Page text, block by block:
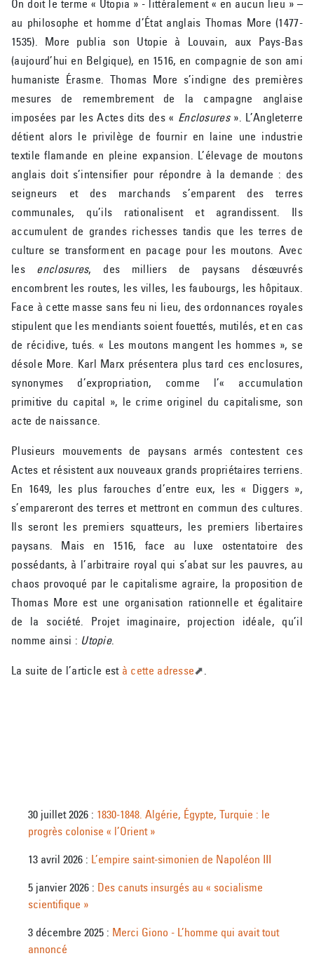
On doit le terme « Utopia » - littéralement « en aucun lieu » –
au philosophe et homme d’État anglais Thomas More (1477-
1535). More publia son Utopie à Louvain, aux Pays-Bas
(aujourd’hui en Belgique), en 1516, en compagnie de son ami
humaniste Érasme. Thomas More s’indigne des premières
mesures de remembrement de la campagne anglaise
imposées par les Actes dits des « Enclosures». L’Angleterre
détient alors le privilège de fournir en laine une industrie
textile flamande en pleine expansion. L’élevage de moutons
anglais doit s’intensifier pour répondre à la demande : des
seigneurs et des marchands s’emparent des terres
communales, qu’ils rationalisent et agrandissent. Ils
accumulent de grandes richesses tandis que les terres de
culture se transforment en pacage pour les moutons. Avec
les enclosures, des milliers de paysans désœuvrés
encombrent les routes, les villes, les faubourgs, les hôpitaux.
Face à cette masse sans feu ni lieu, des ordonnances royales
stipulent que les mendiants soient fouettés, mutilés, et en cas
de récidive, tués. « Les moutons mangent les hommes », se
désole More. Karl Marx présentera plus tard ces enclosures,
synonymes d’expropriation, comme l’« accumulation
primitive du capital », le crime originel du capitalisme, son
acte de naissance.
Plusieurs mouvements de paysans armés contestent ces
Actes et résistent aux nouveaux grands propriétaires terriens.
En 1649, les plus farouches d’entre eux, les « Diggers »,
s’empareront des terres et mettront en commun des cultures.
Ils seront les premiers squatteurs, les premiers libertaires
paysans. Mais en 1516, face au luxe ostentatoire des
possédants, à l’arbitraire royal qui s’abat sur les pauvres, au
chaos provoqué par le capitalisme agraire, la proposition de
Thomas More est une organisation rationnelle et égalitaire
de la société. Projet imaginaire, projection idéale, qu’il
nomme ainsi : Utopie.
La suite de l’article est à cette adresse .
30 juillet 2026 : 1830-1848. Algérie, Égypte, Turquie : le
progrès colonise « l’Orient »
13 avril 2026 : L’empire saint-simonien de Napoléon III
5 janvier 2026 : Des canuts insurgés au « socialisme
scientifique »
3 décembre 2025 : Merci Giono - L’homme qui avait tout
annoncé